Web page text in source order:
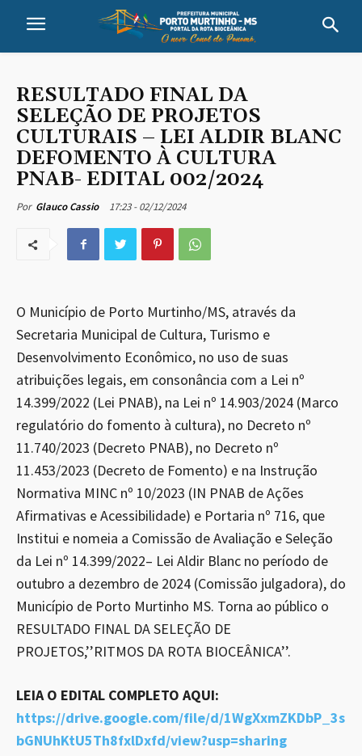
RESULTADO FINAL DA
SELEÇÃO DE PROJETOS
CULTURAIS – LEI ALDIR BLANC
DEFOMENTO À CULTURA
PNAB- EDITAL 002/2024
Por Glauco Cassio 17:23 - 02/12/2024
O Município de Porto Murtinho/MS, através da
Secretaria Municipal de Cultura, Turismo e
Desenvolvimento Econômico, no uso de suas
atribuições legais, em consonância com a Lei nº
14.399/2022 (Lei PNAB), na Lei nº 14.903/2024 (Marco
regulatório do fomento à cultura), no Decreto nº
11.740/2023 (Decreto PNAB), no Decreto nº
11.453/2023 (Decreto de Fomento) e na Instrução
Normativa MINC nº 10/2023 (IN PNAB de Ações
Afirmativas e Acessibilidade) e Portaria nº 716, que
Institui e nomeia a Comissão de Avaliação e Seleção
da Lei nº 14.399/2022– Lei Aldir Blanc no período de
outubro a dezembro de 2024 (Comissão julgadora), do
Município de Porto Murtinho MS. Torna ao público o
RESULTADO FINAL DA SELEÇÃO DE
PROJETOS,’’RITMOS DA ROTA BIOCEÂNICA’’.
LEIA O EDITAL COMPLETO AQUI:
https://drive.google.com/file/d/1WgXxmZKDbP_3s
bGNUhKtU5Th8fxlDxfd/view?usp=sharing